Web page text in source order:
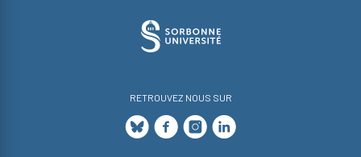
RETROUVEZ NOUS SUR